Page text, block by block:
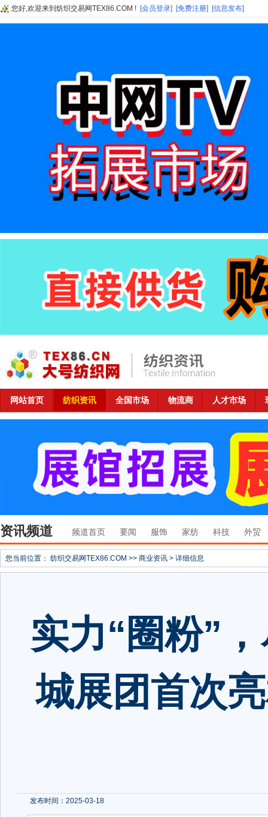
您好,欢迎来到纺织交易网TEX86.COM ! [会员登录] [免费注册] [信息发布]
网站首页 纺织资讯 全国市场 物流商 人才市场
资讯频道 频道首页 要闻 服饰 家纺 科技 外贸
您当前位置： 纺织交易网TEX86.COM >> 商业资讯 > 详细信息
实力“圈粉”
城展团首次
发布时间：2025-03-18